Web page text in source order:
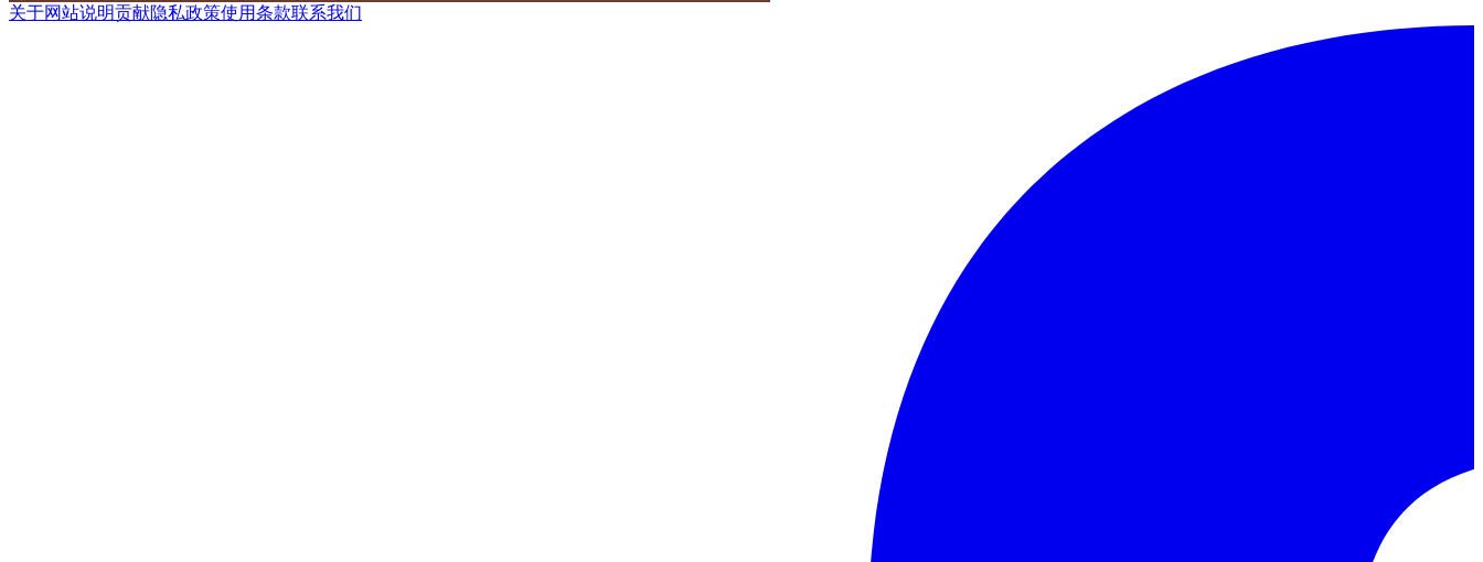
关于网站说明贡献隐私政策使用条款联系我们